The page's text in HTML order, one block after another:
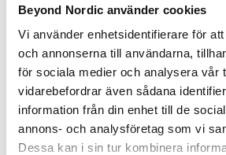
Beyond Nordic använder cookies
Vi använder enhetsidentifierare för
och annonserna till användarna,
för sociala medier och analysera vår
vidarebefordrar även sådana
information från din enhet till de
annons- och analysföretag som vi
Dessa kan i sin tur kombinera
issue will be
Click the button below to refresh
issue persists, either try
reopening your
Clearing your browser cache
cases.